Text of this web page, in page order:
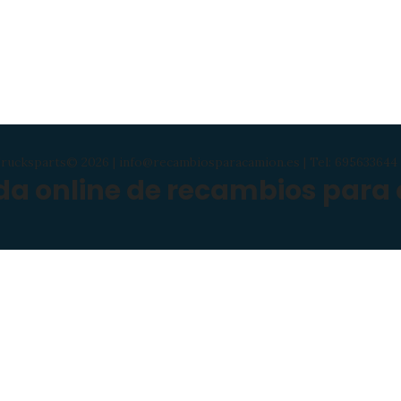
2026 | info@recambiosparacamion.es | Tel: 695633644
online de recambios para